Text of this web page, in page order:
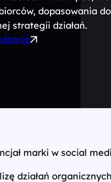
dopasowania
strategii działań.
marki w social
działań